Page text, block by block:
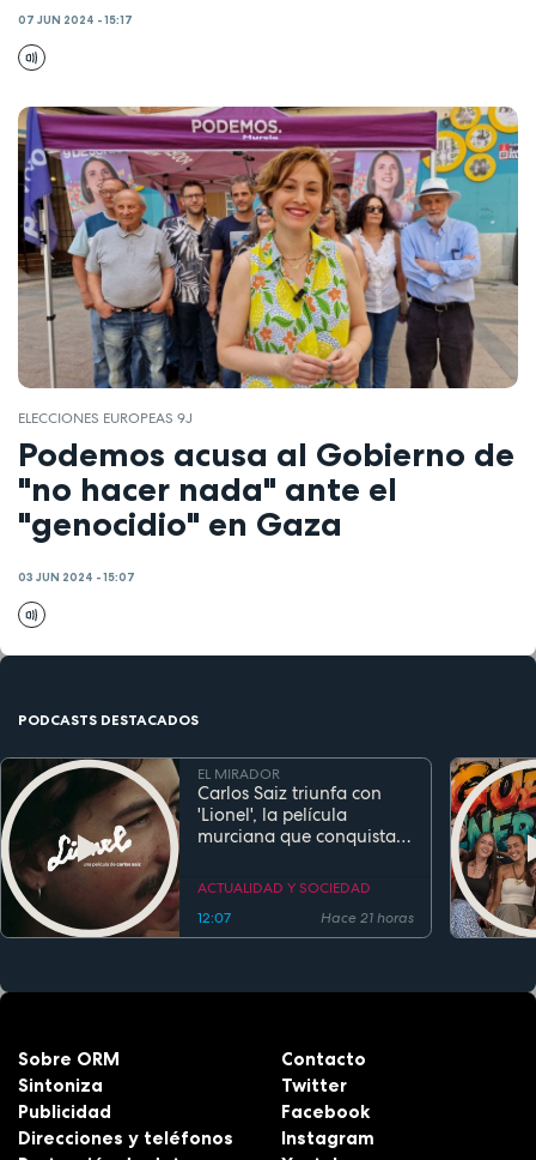
07 JUN 2024 - 15:17
ELECCIONES EUROPEAS 9J
Podemos acusa al Gobierno de
"no hacer nada" ante el
"genocidio" en Gaza
03 JUN 2024 - 15:07
PODCASTS DESTACADOS
EL MIRADOR
Carlos Saiz triunfa con
'Lionel', la película
murciana que conquista
estreno
ACTUALIDAD Y SOCIEDAD
12:07
Hace 21 horas
Sobre ORM
Sintoniza
Publicidad
Direcciones y teléfonos
Contacto
Twitter
Facebook
Instagram